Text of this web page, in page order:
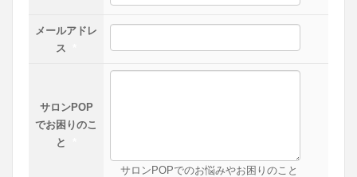
メールアドレ
ス
サロンPOP
でお困りのこ
と
サロンPOPでのお悩みやお困りのこと